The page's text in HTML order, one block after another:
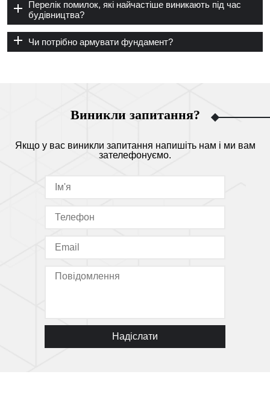
Перелік помилок, які найчастіше виникають під час
будівництва?
Чи потрібно армувати фундамент?
Виникли запитання?
Якщо у вас виникли запитання напишіть нам і ми вам
зателефонуємо.
Надіслати